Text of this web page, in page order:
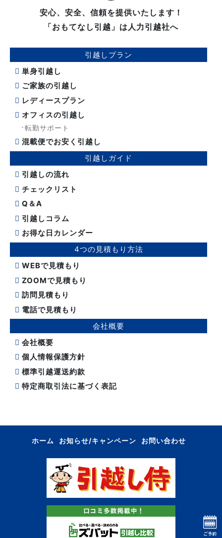
安心、安全、信頼を提供いたします！
「おもてなし引越」は人力引越社へ
引越しプラン
単身引越し
ご家族の引越し
レディースプラン
オフィスの引越し
転勤サポート
混載便でお安く引越し
引越しガイド
引越しの流れ
チェックリスト
Q＆A
引越しコラム
お得な日カレンダー
4つの見積もり方法
WEBで見積もり
ZOOMで見積もり
訪問見積もり
電話で見積もり
会社概要
会社概要
個人情報保護方針
標準引越運送約款
特定商取引法に基づく表記
ホーム お知らせ/キャンペーン お問い合わせ